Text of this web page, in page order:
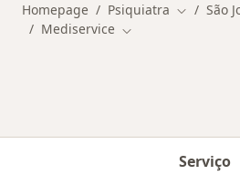
Homepage Psiquiatra Mudar de
São
Mediservice Mudar de cidade
Serviço